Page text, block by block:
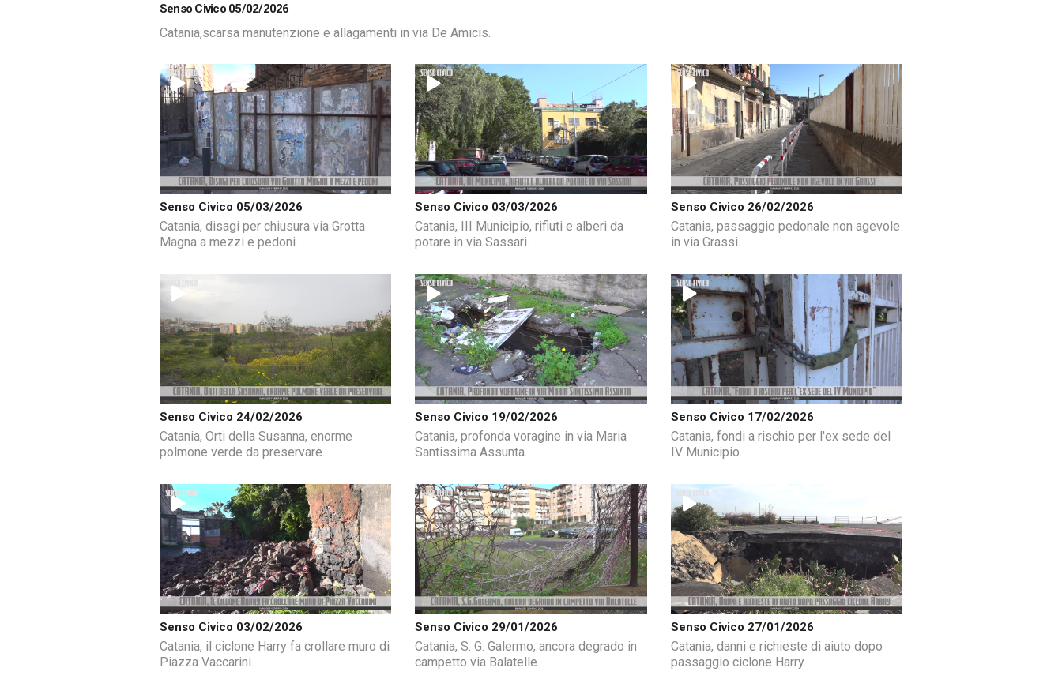
Senso Civico 05/02/2026
Catania,scarsa manutenzione e allagamenti in via De Amicis.
Senso Civico 05/03/2026
Catania, disagi per chiusura via Grotta
Magna a mezzi e pedoni.
Senso Civico 03/03/2026
Catania, III Municipio, rifiuti e alberi da
potare in via Sassari.
Senso Civico 26/02/2026
Catania, passaggio pedonale non agevole
in via Grassi.
Senso Civico 24/02/2026
Catania, Orti della Susanna, enorme
polmone verde da preservare.
Senso Civico 19/02/2026
Catania, profonda voragine in via Maria
Santissima Assunta.
Senso Civico 17/02/2026
Catania, fondi a rischio per l'ex sede del
IV Municipio.
Senso Civico 03/02/2026
Catania, il ciclone Harry fa crollare muro di
Piazza Vaccarini.
Senso Civico 29/01/2026
Catania, S. G. Galermo, ancora degrado in
campetto via Balatelle.
Senso Civico 27/01/2026
Catania, danni e richieste di aiuto dopo
passaggio ciclone Harry.